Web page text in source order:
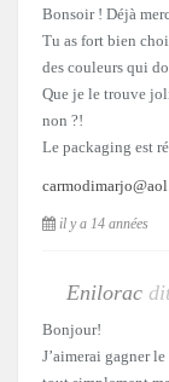
Bonsoir ! Déjà
Tu as fort bien
des couleurs qui
Que je le trouve
non ?!
Le packaging est
il y a 14 années
Enilorac
Bonjour!
J’aimerai gagner